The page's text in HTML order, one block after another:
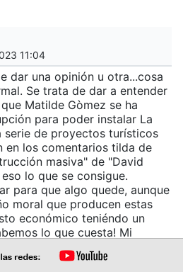
11:04
dar una opinión u otra...cosa
Se trata de dar a entender
Matilde Gòmez se ha
para poder instalar La
serie de proyectos turísticos
en los comentarios tilda de
masiva" de "David
lo que se consigue.
para que algo quede, aunque
moral que producen estas
económico teniéndo un
lo que cuesta! Mi
en la que no puedo opinar.